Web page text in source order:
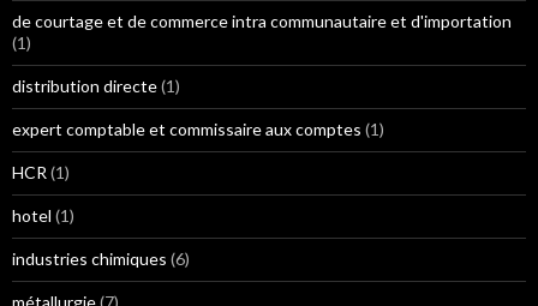
de courtage et de commerce intra communautaire et d'importation
(1)
distribution directe(1)
expert comptable et commissaire aux comptes (1)
HCR (1)
hotel (1)
industries chimiques (6)
métallurgie(7)